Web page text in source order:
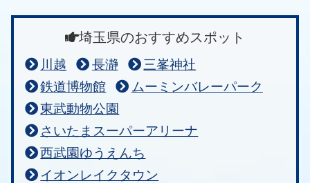
埼玉県のおすすめスポット
川越 長瀞
三峯神社
鉄道博物館
ムーミンバレーパーク
東武動物公園
さいたまスーパーアリーナ
西武園ゆうえんち
イオンレイクタウン